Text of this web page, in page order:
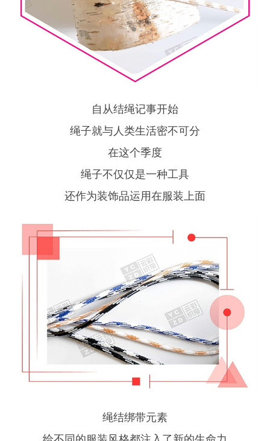
自从结绳记事开始
绳子就与人类生活密不可分
在这个季度
绳子不仅仅是一种工具
还作为装饰品运用在服装上面
绳结绑带元素